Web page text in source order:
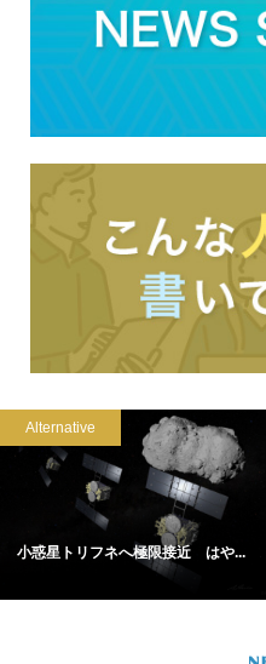
Alternative
小惑星トリフネへ極限接近 はや...